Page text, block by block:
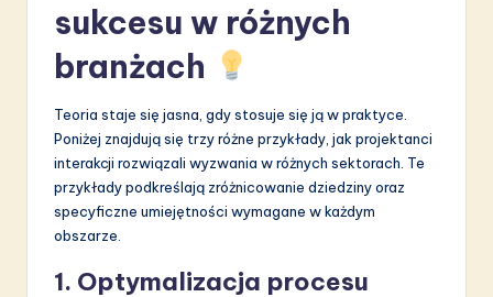
sukcesu w różnych
branżach
Teoria staje się jasna, gdy stosuje się ją w praktyce.
Poniżej znajdują się trzy różne przykłady, jak projektanci
interakcji rozwiązali wyzwania w różnych sektorach. Te
przykłady podkreślają zróżnicowanie dziedziny oraz
specyficzne umiejętności wymagane w każdym
obszarze.
1. Optymalizacja procesu